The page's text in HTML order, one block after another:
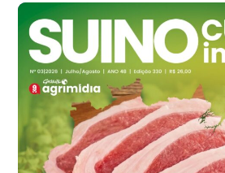
Ovo Branco - Regional
Branco
R$ 145,34
cx
Ovo Vermelho - Regional
Grande São Paulo (SP)
R$ 155,59